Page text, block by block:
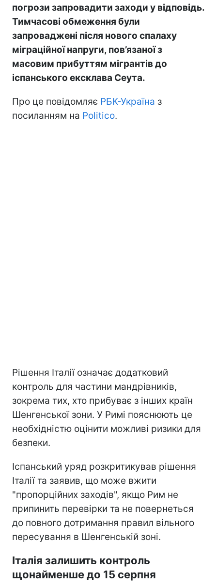
погрози запровадити заходи у відповідь.
Тимчасові обмеження були
запроваджені після нового спалаху
міграційної напруги, пов’язаної з
масовим прибуттям мігрантів до
іспанського ексклава Сеута.
Про це повідомляє РБК-Україна з
посиланням на Politico.
Рішення Італії означає додатковий
контроль для частини мандрівників,
зокрема тих, хто прибуває з інших країн
Шенгенської зони. У Римі пояснюють це
необхідністю оцінити можливі ризики для
безпеки.
Іспанський уряд розкритикував рішення
Італії та заявив, що може вжити
"пропорційних заходів", якщо Рим не
припинить перевірки та не повернеться
до повного дотримання правил вільного
пересування в Шенгенській зоні.
Італія залишить контроль
щонайменше до 15 серпня